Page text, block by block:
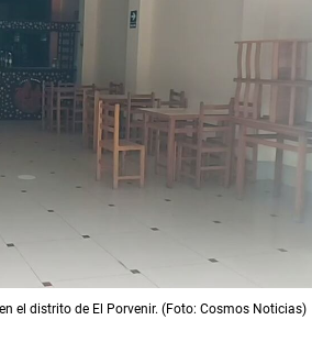
el distrito de El Porvenir. (Foto: Cosmos Noticias)